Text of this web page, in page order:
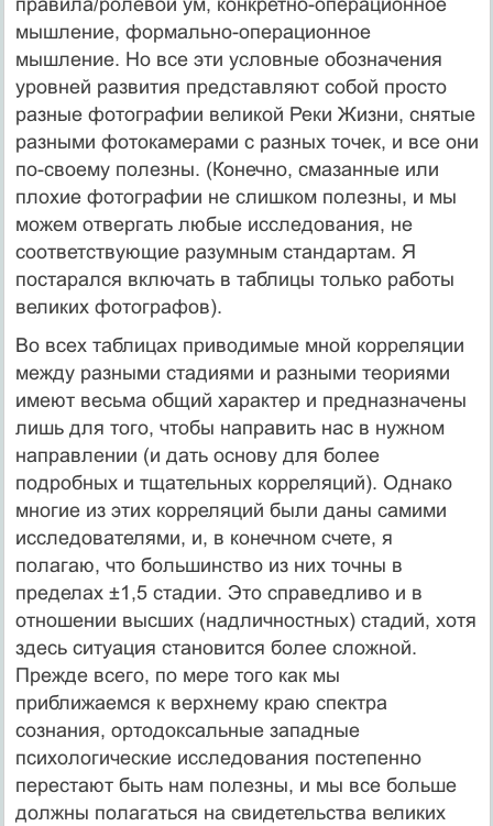
правила/ролевой ум, конкретно-операционное
мышление, формально-операционное
мышление. Но все эти условные обозначения
уровней развития представляют собой просто
разные фотографии великой Реки Жизни, снятые
разными фотокамерами с разных точек, и все они
по-своему полезны. (Конечно, смазанные или
плохие фотографии не слишком полезны, и мы
можем отвергать любые исследования, не
соответствующие разумным стандартам. Я
постарался включать в таблицы только работы
великих фотографов).
Во всех таблицах приводимые мной корреляции
между разными стадиями и разными теориями
имеют весьма общий характер и предназначены
лишь для того, чтобы направить нас в нужном
направлении (и дать основу для более
подробных и тщательных корреляций). Однако
многие из этих корреляций были даны самими
исследователями, и, в конечном счете, я
полагаю, что большинство из них точны в
пределах ±1,5 стадии. Это справедливо и в
отношении высших (надличностных) стадий, хотя
здесь ситуация становится более сложной.
Прежде всего, по мере того как мы
приближаемся к верхнему краю спектра
сознания, ортодоксальные западные
психологические исследования постепенно
перестают быть нам полезны, и мы все больше
должны полагаться на свидетельства великих